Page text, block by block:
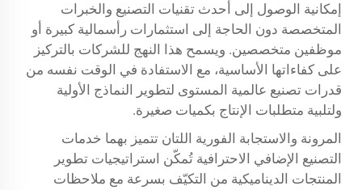
إمكانية الوصول إلى أحدث تقنيات التصنيع والخبرات
المتخصصة دون الحاجة إلى استثمارات رأسمالية كبيرة أو
موظفين متخصصين. ويسمح هذا النهج للشركات بالتركيز
على كفاءاتها الأساسية، مع الاستفادة في الوقت نفسه من
قدرات تصنيع عالمية المستوى لتطوير النماذج الأولية
ولتلبية متطلبات الإنتاج بكميات صغيرة.
المرونة والاستجابة الفورية اللتان تتميز بهما خدمات
التصنيع الإضافي الاحترافية تُمكّن استراتيجيات تطوير
المنتجات الديناميكية من التكيّف بسرعة مع ملاحظات